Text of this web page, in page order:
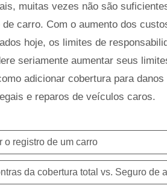
muitas vezes não são
carro. Com o aumento dos
hoje, os limites de
seriamente aumentar seus
adicionar cobertura para
e reparos de veículos caros.
o registro de um carro